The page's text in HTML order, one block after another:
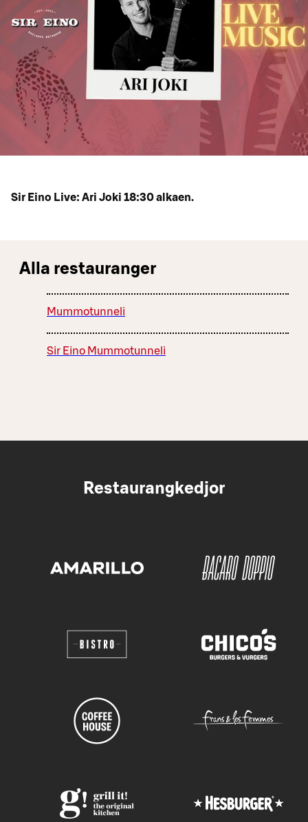
Sir Eino Live: Ari Joki 18:30 alkaen.
Alla restauranger
Mummotunneli
Sir Eino Mummotunneli
Restaurangkedjor